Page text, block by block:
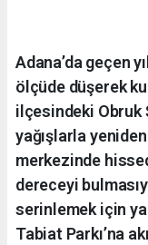
Adana’da geçen
ölçüde düşerek
ilçesindeki Obruk
yağışlarla
merkezinde
dereceyi
serinlemek için
Tabiat Parkı’na